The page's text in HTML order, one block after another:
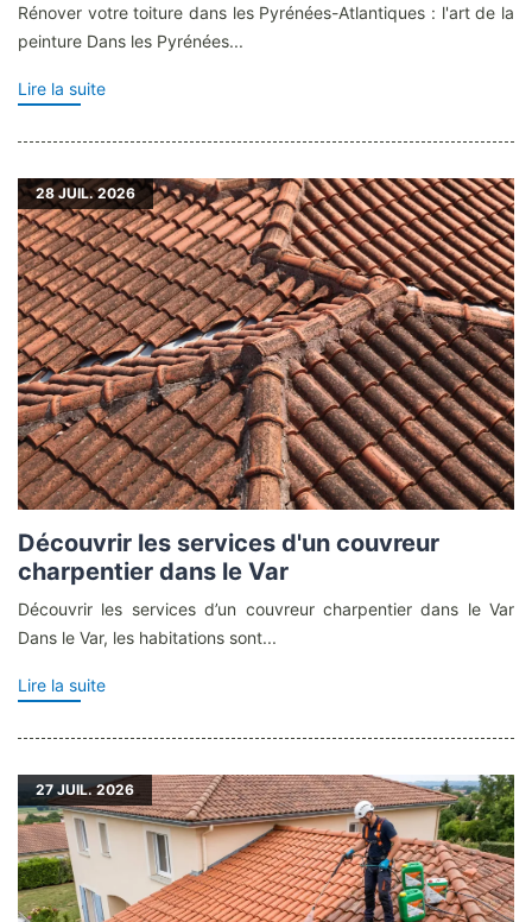
Rénover votre toiture dans les Pyrénées-Atlantiques : l'art de la
peinture Dans les Pyrénées...
Lire la suite
28JUIL. 2026
Découvrir les services d'un couvreur
charpentier dans le Var
Découvrir les services d’un couvreur charpentier dans le Var
Dans le Var, les habitations sont...
Lire la suite
27JUIL. 2026